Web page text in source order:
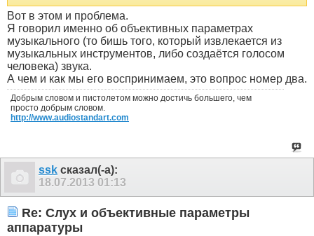
Вот в этом и проблема.
Я говорил именно об объективных параметрах
музыкального (то бишь того, который извлекается из
музыкальных инструментов, либо создаётся голосом
человека) звука.
А чем и как мы его воспринимаем, это вопрос номер два.
Добрым словом и пистолетом можно достичь большего, чем
просто добрым словом.
http://www.audiostandart.com
ssk сказал(-а):
18.07.2013 01:13
Re: Слух и объективные параметры
аппаратуры